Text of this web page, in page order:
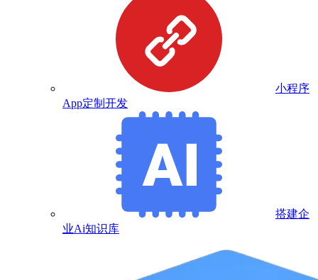
小程序
App定制开发
搭建企
业Ai知识库